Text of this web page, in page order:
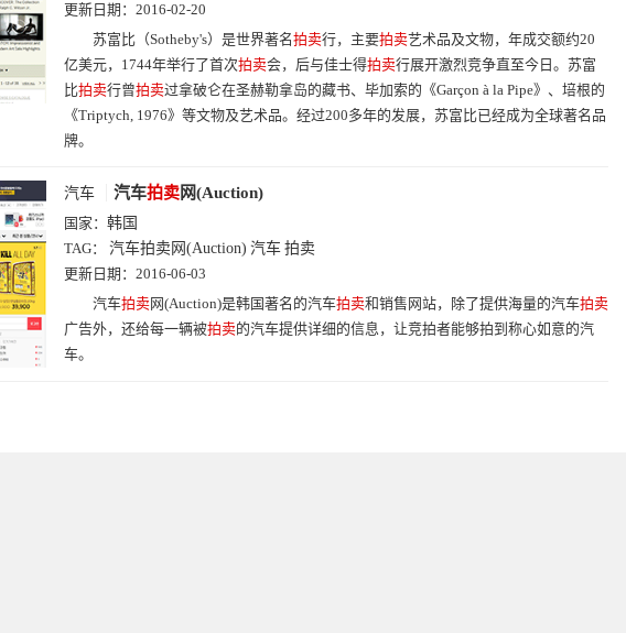
更新日期： 2016-02-20
苏富比（Sotheby's）是世界著名拍卖行，主要拍卖艺术品及文物，年成交额约20
亿美元，1744年举行了首次拍卖会，后与佳士得拍卖行展开激烈竞争直至今日。苏富
比拍卖行曾拍卖过拿破仑在圣赫勒拿岛的藏书、毕加索的《Garçon à la Pipe》、培根的
《Triptych, 1976》等文物及艺术品。经过200多年的发展，苏富比已经成为全球著名品
牌。
汽车 汽车拍卖网(Auction)
国家： 韩国
TAG： 汽车拍卖网(Auction) 汽车 拍卖
更新日期： 2016-06-03
汽车拍卖网(Auction)是韩国著名的汽车拍卖和销售网站，除了提供海量的汽车拍卖
广告外，还给每一辆被拍卖的汽车提供详细的信息，让竞拍者能够拍到称心如意的汽
车。